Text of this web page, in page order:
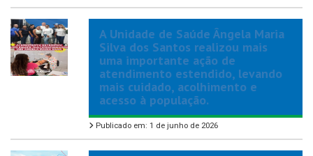
A Unidade de Saúde Ângela Maria
Silva dos Santos realizou mais
uma importante ação de
atendimento estendido, levando
mais cuidado, acolhimento e
acesso à população.
Publicado em: 1 de junho de 2026